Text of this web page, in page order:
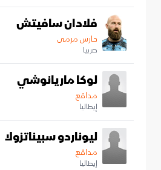
فلادان سافيتش
حارس مرمى
صربيا
لوكا ماريانوشي
مدافع
إيطاليا
ليوناردو سبيناتزولا
مدافع
إيطاليا